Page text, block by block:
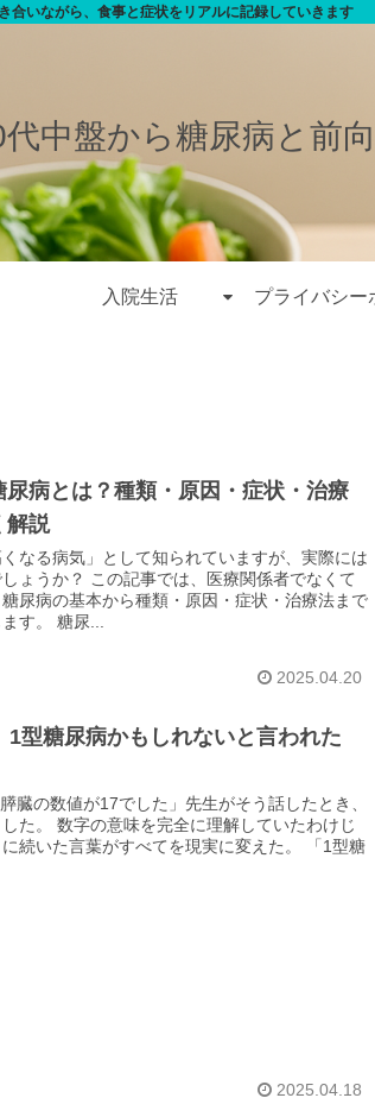
合いながら、食事と症状をリアルに記録していきます
中盤から糖尿病と前
入院生活 プライバシー
尿病とは？種類・原因・症状・治療
解説
なる病気」として知られていますが、実際には
ょうか？ この記事では、医療関係者でなくて
尿病の基本から種類・原因・症状・治療法まで
す。 糖尿...
2025.04.20
1型糖尿病かもしれないと言われた
臓の数値が17でした」先生がそう話したとき、
た。 数字の意味を完全に理解していたわけじ
続いた言葉がすべてを現実に変えた。 「1型糖
2025.04.18